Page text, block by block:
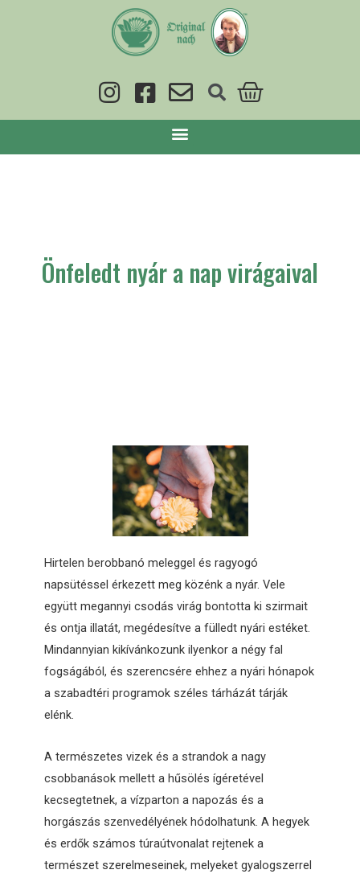
Önfeledt nyár a nap virágaival
Hirtelen berobbanó meleggel és ragyogó
napsütéssel érkezett meg közénk a nyár. Vele
együtt megannyi csodás virág bontotta ki szirmait
és ontja illatát, megédesítve a fülledt nyári estéket.
Mindannyian kikívánkozunk ilyenkor a négy fal
fogságából, és szerencsére ehhez a nyári hónapok
a szabadtéri programok széles tárházát tárják
elénk.
A természetes vizek és a strandok a nagy
csobbanások mellett a hűsölés ígéretével
kecsegtetnek, a vízparton a napozás és a
horgászás szenvedélyének hódolhatunk. A hegyek
és erdők számos túraútvonalat rejtenek a
természet szerelmeseinek, melyeket gyalogszerrel